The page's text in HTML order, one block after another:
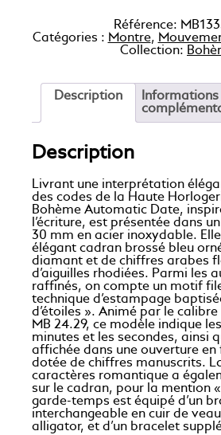
Référence:
Catégories : Montre,
Collection:
Description
Informations
Description
Livrant une interprétation
des codes de la Haute
Bohème Automatic Date,
l’écriture, est présentée dans
30 mm en acier inoxydable.
élégant cadran brossé bleu
diamant et de chiffres arabes
d’aiguilles rhodiées. Parmi les
raffinés, on compte un motif
technique d’estampage
d’étoiles ». Animé par le
MB 24.29, ce modèle indique
minutes et les secondes, ainsi
affichée dans une ouverture en
dotée de chiffres manuscrits.
caractères romantique a
sur le cadran, pour la mention
garde-temps est équipé d’un
interchangeable en cuir de
alligator, et d’un bracelet